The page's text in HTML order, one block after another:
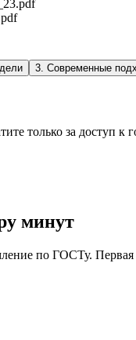
3. Современные
только за доступ к
минут
по ГОСТу.